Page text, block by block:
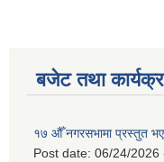
बजेट तथा
१७ औँ नगरसभामा प्रस्तुत
Post date: 06/24/2026